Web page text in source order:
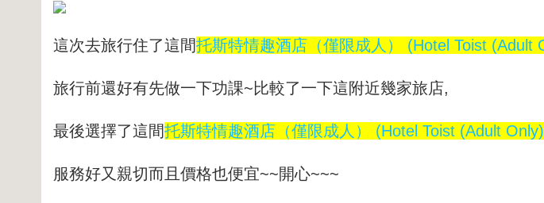
這次去旅行住了這間托斯特情趣酒店（僅限成人） (Hotel Toist (Adult
旅行前還好有先做一下功課~比較了一下這附近幾家旅店,
最後選擇了這間托斯特情趣酒店（僅限成人） (Hotel Toist (Adult
服務好又親切而且價格也便宜~~開心~~~